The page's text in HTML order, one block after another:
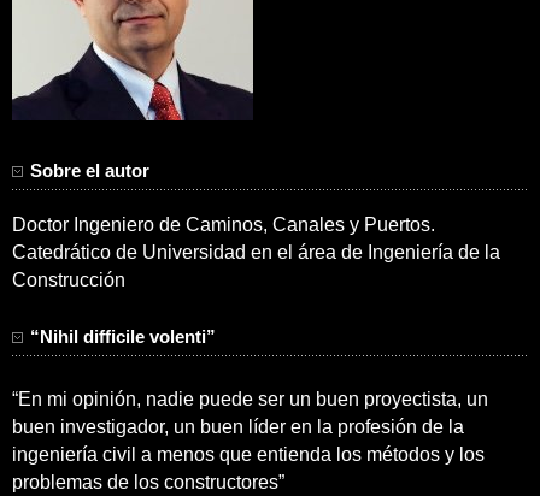
Sobre el autor
Doctor Ingeniero de Caminos, Canales y Puertos.
Catedrático de Universidad en el área de Ingeniería de la
Construcción
“Nihil difficile volenti”
“En mi opinión, nadie puede ser un buen proyectista, un
buen investigador, un buen líder en la profesión de la
ingeniería civil a menos que entienda los métodos y los
problemas de los constructores”